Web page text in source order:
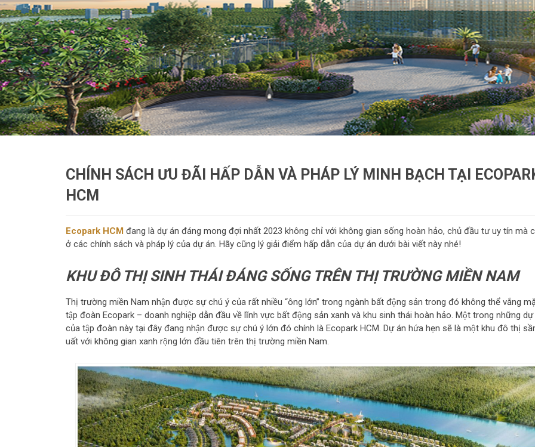
CHÍNH SÁCH ƯU ĐÃI HẤP DẪN VÀ PHÁP LÝ MINH BẠCH TẠI
HCM
Ecopark HCM đang là dự án đáng mong đợi nhất 2023 không chỉ với không gian sống hoàn hảo, chủ đầu tư uy tín mà
ở các chính sách và pháp lý của dự án. Hãy cũng lý giải điểm hấp dẫn của dự án dưới bài viết này nhé!
KHU ĐÔ THỊ SINH THÁI ĐÁNG SỐNG TRÊN THỊ TRƯỜNG MIỀN NAM
Thị trường miền Nam nhận được sự chú ý của rất nhiều “ông lớn” trong ngành bất động sản trong đó không thể vắng
tập đoàn Ecopark – doanh nghiệp dẫn đầu về lĩnh vực bất động sản xanh và khu sinh thái hoàn hảo. Một trong những dự
của tập đoàn này tại đây đang nhận được sự chú ý lớn đó chính là Ecopark HCM. Dự án hứa hẹn sẽ là một khu đô thị
uất với không gian xanh rộng lớn đầu tiên trên thị trường miền Nam.